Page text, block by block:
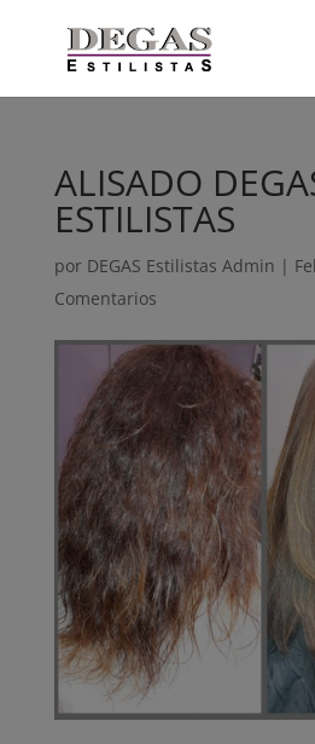
ALISADO
ESTILISTAS
por DEGAS Estilistas Admin |
Comentarios